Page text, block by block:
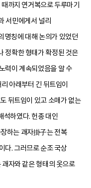
까지 연거복으로 두루마기
서민에게서 널리
명칭에 대해 논의가 있었던
정확한 형태가 확정된 것은
력이 계속되었음을 알 수
아래부터 긴 뒤트임이
뒤트임이 있고 소매가 없는
석하였다. 헌종 대인
하는 괘자掛子는 전복
다. 그러므로 순조 국상
자와 같은 형태의 옷으로